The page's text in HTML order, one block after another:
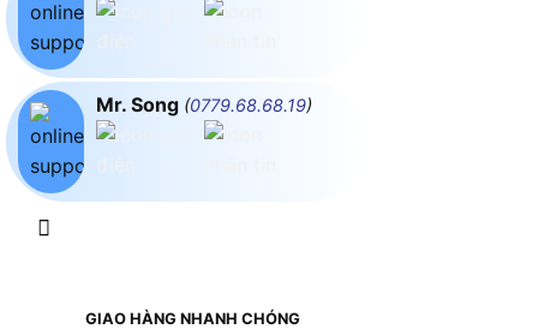
Mr. Song (0779.68.68.19)
GIAO HÀNG NHANH CHÓNG